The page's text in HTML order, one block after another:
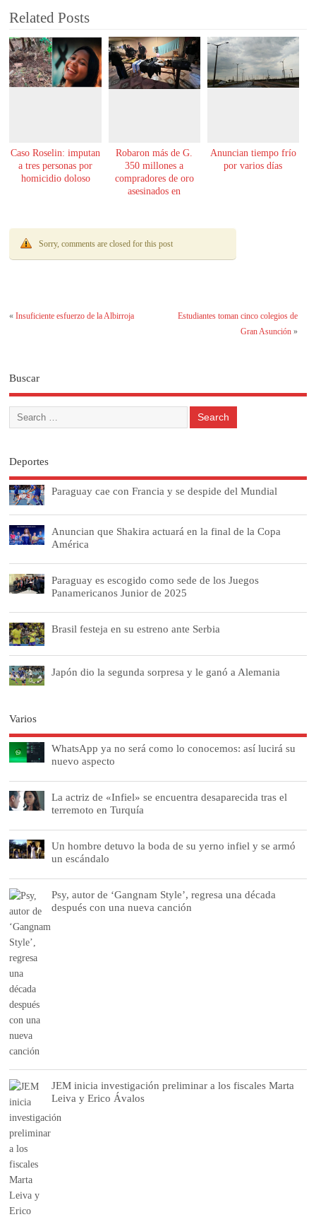
Related Posts
Caso Roselin: imputan
a tres personas por
homicidio doloso
Robaron más de G.
350 millones a
compradores de oro
asesinados en
Anuncian tiempo frío
por varios días
Sorry, comments are closed for this post
«Insuficiente esfuerzo de la Albirroja
Estudiantes toman cinco colegios de
Gran Asunción»
Buscar
Deportes
Paraguay cae con Francia y se despide del Mundial
Anuncian que Shakira actuará en la final de la Copa
América
Paraguay es escogido como sede de los Juegos
Panamericanos Junior de 2025
Brasil festeja en su estreno ante Serbia
Japón dio la segunda sorpresa y le ganó a Alemania
Varios
WhatsApp ya no será como lo conocemos: así lucirá su
nuevo aspecto
La actriz de «Infiel» se encuentra desaparecida tras el
terremoto en Turquía
Un hombre detuvo la boda de su yerno infiel y se armó
un escándalo
Psy, autor de ‘Gangnam Style’, regresa una década
después con una nueva canción
JEM inicia investigación preliminar a los fiscales Marta
Leiva y Erico Ávalos